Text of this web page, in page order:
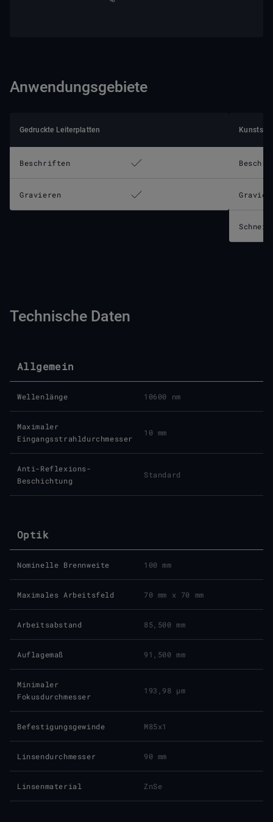
Anwendungsgebiete
Gedruckte Leiterplatten
Beschriften
Gravieren
Technische Daten
Allgemein
Wellenlänge 10600 nm
Maximaler
Eingangsstrahldurchmesser
10 mm
Anti-Reflexions-
Beschichtung
Standard
Optik
Nominelle Brennweite 100 mm
Maximales Arbeitsfeld 70 mm x 70 mm
Arbeitsabstand 85,500 mm
Auflagemaß 91,500 mm
Minimaler
Fokusdurchmesser
193,98 μm
Befestigungsgewinde M85x1
Linsendurchmesser 90 mm
Linsenmaterial ZnSe